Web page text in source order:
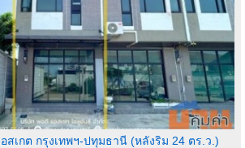
เกต กรุงเทพฯ-ปทุมธานี (หลังริม 24 ตร.ว.)